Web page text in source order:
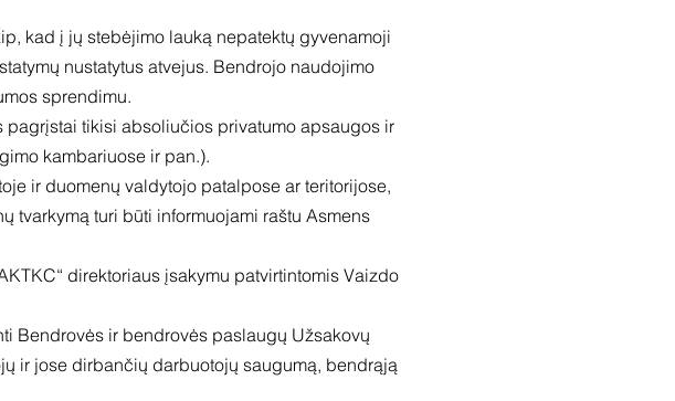
kad į jų stebėjimo lauką nepatektų gyvenamoji
nustatytus atvejus. Bendrojo naudojimo
sprendimu.
tikisi absoliučios privatumo apsaugos ir
kambariuose ir pan.).
ir duomenų valdytojo patalpose ar teritorijose,
tvarkymą turi būti informuojami raštu Asmens
direktoriaus įsakymu patvirtintomis Vaizdo
Bendrovės ir bendrovės paslaugų Užsakovų
ir jose dirbančių darbuotojų saugumą, bendrąją